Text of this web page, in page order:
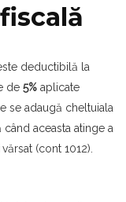
deductibilă la
de 5% aplicate
se adaugă cheltuiala
aceasta atinge a
(cont 1012).